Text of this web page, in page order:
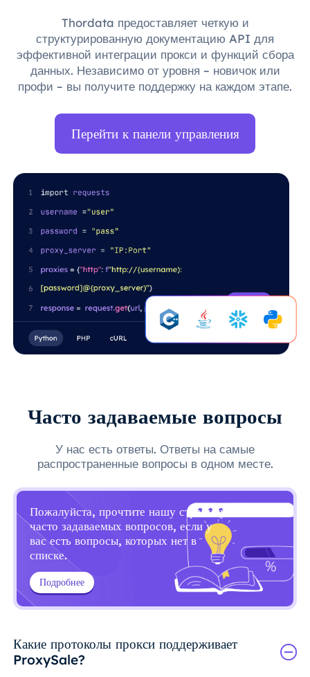
Thordata предоставляет четкую и
структурированную документацию API для
эффективной интеграции прокси и функций сбора
данных. Независимо от уровня – новичок или
профи – вы получите поддержку на каждом этапе.
Перейти к панели управления
Часто задаваемые вопросы
У нас есть ответы. Ответы на самые
распространенные вопросы в одном месте.
Пожалуйста, прочтите нашу страницу
часто задаваемых вопросов, если у
вас есть вопросы, которых нет в
списке.
Подробнее
Какие протоколы прокси поддерживает
ProxySale?